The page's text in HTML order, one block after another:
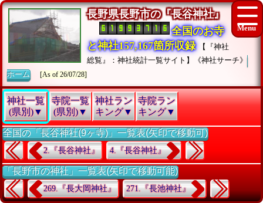
長野県長野市の『長谷神社』
全国のお寺
と神社157,167箇所収録
【『神社
総覧』：神社統計一覧サイト】《神社サーチ》
ホーム
[As of 26/07/28]
神社一覧
(県別)▼
寺院一覧
(県別)▼
神社ラン
キング▼
寺院ラン
キング▼
全国の「長谷神社(9ヶ寺)」一覧表(矢印で移動可)
2.『長谷神社』 4.『長谷神社』
「長野市の神社」一覧表(矢印で移動可能)
269.『長大岡神社』 271.『長池神社』